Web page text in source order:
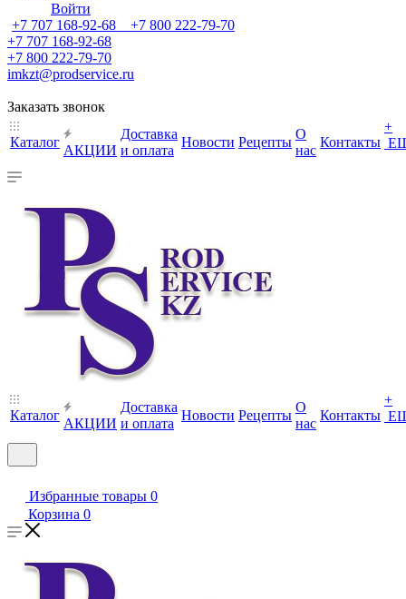
Войти
+7 707 168-92-68 +7 800 222-79-70
+7 707 168-92-68
+7 800 222-79-70
imkzt@prodservice.ru
Заказать звонок
Каталог
АКЦИИ
Доставка
и оплата
Новости Рецепты
О
нас
Контакты
+
Каталог
АКЦИИ
Доставка
и оплата
Новости Рецепты
О
нас
Контакты
+
Избранные товары 0
Корзина 0